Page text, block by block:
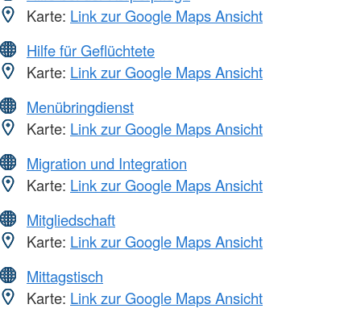
Karte: Link zur Google Maps Ansicht
Hilfe für Geflüchtete
Karte: Link zur Google Maps Ansicht
Menübringdienst
Karte: Link zur Google Maps Ansicht
Migration und Integration
Karte: Link zur Google Maps Ansicht
Mitgliedschaft
Karte: Link zur Google Maps Ansicht
Mittagstisch
Karte: Link zur Google Maps Ansicht